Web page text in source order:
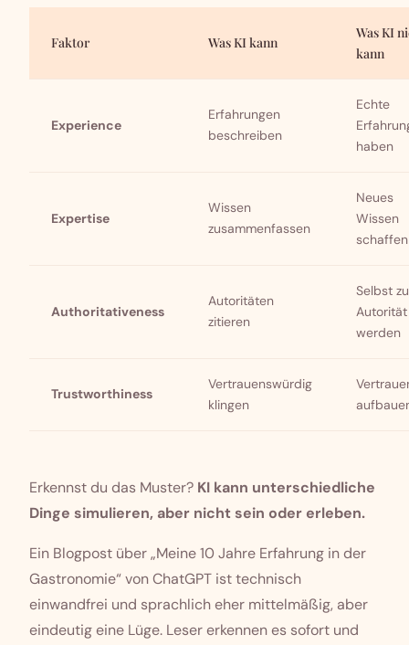
Faktor Was KI kann
Was KI
kann
Experience
Erfahrungen
beschreiben
Echte
haben
Expertise
Wissen
zusammenfassen
Neues
Wissen
schaffen
Authoritativeness
Autoritäten
zitieren
Selbst
Autorität
werden
Trustworthiness
Vertrauenswürdig
klingen
Erkennst du das Muster? KI kann unterschiedliche
Dinge simulieren, aber nicht sein oder erleben.
Ein Blogpost über „Meine 10 Jahre Erfahrung in der
Gastronomie“ von ChatGPT ist technisch
einwandfrei und sprachlich eher mittelmäßig, aber
eindeutig eine Lüge. Leser erkennen es sofort und